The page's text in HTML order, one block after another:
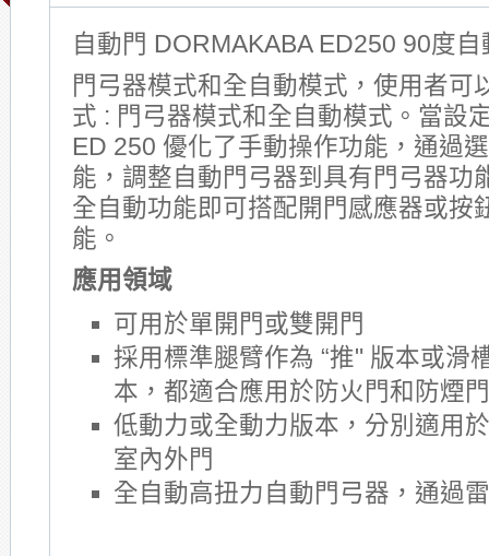
自動門 DORMAKABA ED250 90度自
門弓器模式和全自動模式，使用者可
式 : 門弓器模式和全自動模式。當設
ED 250 優化了手動操作功能，通過
能，調整自動門弓器到具有門弓器功
全自動功能即可搭配開門感應器或按
能。
應用領域
可用於單開門或雙開門
採用標準腿臂作為 “推" 版本或滑
本，都適合應用於防火門和防煙門
低動力或全動力版本，分別適用
室內外門
全自動高扭力自動門弓器，通過